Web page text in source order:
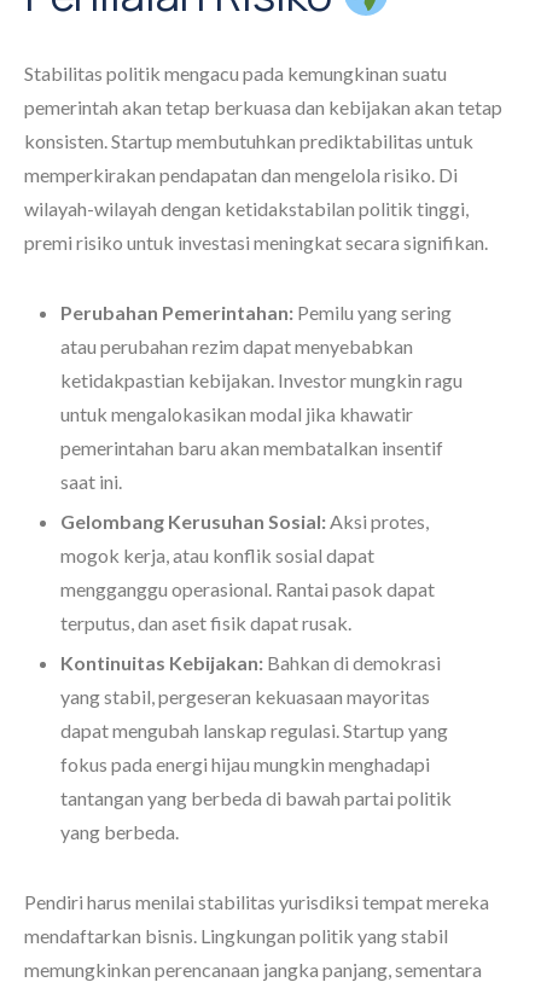
Stabilitas politik mengacu pada kemungkinan suatu
pemerintah akan tetap berkuasa dan kebijakan akan tetap
konsisten. Startup membutuhkan prediktabilitas untuk
memperkirakan pendapatan dan mengelola risiko. Di
wilayah-wilayah dengan ketidakstabilan politik tinggi,
premi risiko untuk investasi meningkat secara signifikan.
Perubahan Pemerintahan: Pemilu yang sering
atau perubahan rezim dapat menyebabkan
ketidakpastian kebijakan. Investor mungkin ragu
untuk mengalokasikan modal jika khawatir
pemerintahan baru akan membatalkan insentif
saat ini.
Gelombang Kerusuhan Sosial:Aksi protes,
mogok kerja, atau konflik sosial dapat
mengganggu operasional. Rantai pasok dapat
terputus, dan aset fisik dapat rusak.
Kontinuitas Kebijakan: Bahkan di demokrasi
yang stabil, pergeseran kekuasaan mayoritas
dapat mengubah lanskap regulasi. Startup yang
fokus pada energi hijau mungkin menghadapi
tantangan yang berbeda di bawah partai politik
yang berbeda.
Pendiri harus menilai stabilitas yurisdiksi tempat mereka
mendaftarkan bisnis. Lingkungan politik yang stabil
memungkinkan perencanaan jangka panjang, sementara